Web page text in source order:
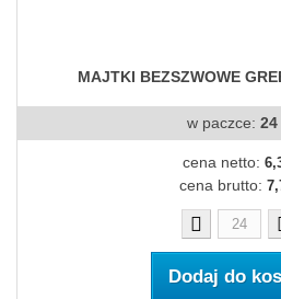
MAJTKI BEZSZWOWE
w paczce:
cena netto:
cena brutto:
Dodaj do